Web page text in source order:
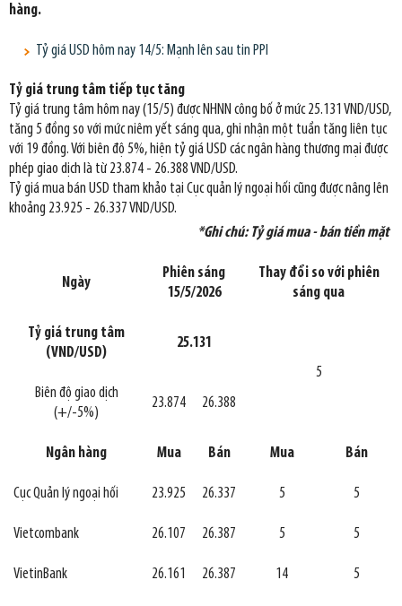
hàng.
Tỷ giá USD hôm nay 14/5: Mạnh lên sau tin PPI
Tỷ giá trung tâm tiếp tục tăng
Tỷ giá trung tâm hôm nay (15/5) được NHNN công bố ở mức 25.131 VND/USD,
tăng 5 đồng so với mức niêm yết sáng qua, ghi nhận một tuần tăng liên tục
với 19 đồng. Với biên độ 5%, hiện tỷ giá USD các ngân hàng thương mại được
phép giao dịch là từ 23.874 - 26.388 VND/USD.
Tỷ giá mua bán USD tham khảo tại Cục quản lý ngoại hối cũng được nâng lên
khoảng 23.925 - 26.337 VND/USD.
*Ghi chú: Tỷ giá mua - bán tiền mặt
Ngày
Phiên sáng
15/5/2026
Thay đổi so với phiên
sáng qua
Tỷ giá trung tâm
(VND/USD)
25.131
5
Biên độ giao dịch
(+/-5%)
23.874 26.388
Ngân hàng Mua Bán Mua Bán
Cục Quản lý ngoại hối 23.925 26.337 5 5
Vietcombank 26.107 26.387 5 5
VietinBank 26.161 26.387 14 5